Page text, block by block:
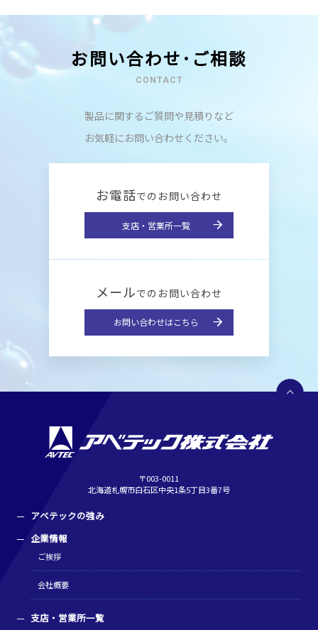
お問い合わせ･ご相談
CONTACT
製品に関するご質問や見積りなど
お気軽にお問い合わせください。
お電話でのお問い合わせ
支店・営業所一覧
メールでのお問い合わせ
お問い合わせはこちら
〒003-0011
北海道札幌市白石区中央1条5丁目3番7号
アベテックの強み
企業情報
ご挨拶
会社概要
支店・営業所一覧